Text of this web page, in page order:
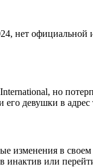
нет
но
девушки в
изменения в
инактив или